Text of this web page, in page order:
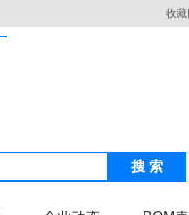
收
搜 索